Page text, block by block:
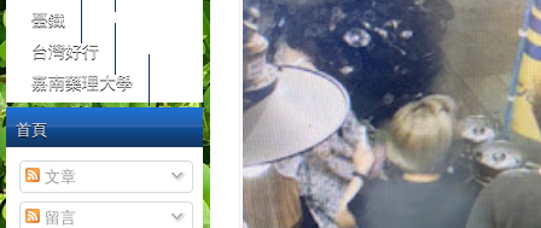
臺鐵
台灣好行
嘉南藥理大學
首頁
文章
留言